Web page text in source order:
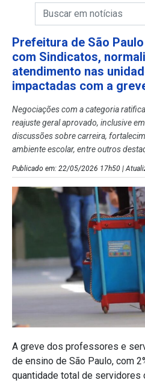
Campo de
Campo de Busca de
Prefeitura de São
com Sindicatos,
atendimento nas
impactadas com a
Negociações com a categoria
reajuste geral aprovado, inclusive
discussões sobre carreira,
ambiente escolar, entre outros
Publicado em: 22/05/2026 17h50 |
A greve dos professores e
de ensino de São Paulo, com
quantidade total de servidores